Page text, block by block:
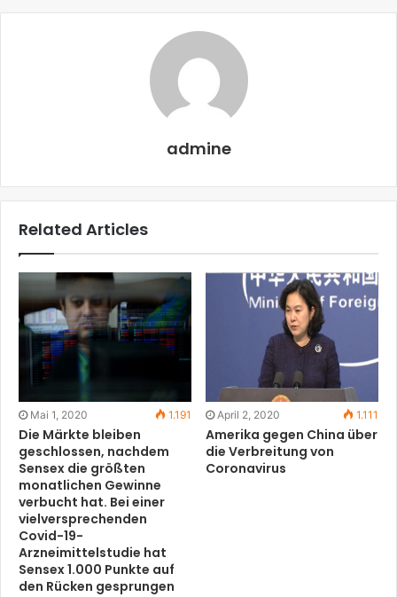
admine
Related Articles
Mai 1, 2020 1.191
Die Märkte bleiben
geschlossen, nachdem
Sensex die größten
monatlichen Gewinne
verbucht hat. Bei einer
vielversprechenden
Covid-19-
Arzneimittelstudie hat
Sensex 1.000 Punkte auf
den Rücken gesprungen
April 2, 2020 1.111
Amerika gegen China über
die Verbreitung von
Coronavirus